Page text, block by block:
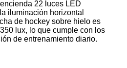
22 luces LED
iluminación horizontal
de hockey sobre hielo es
lux, lo que cumple con los
de entrenamiento diario.